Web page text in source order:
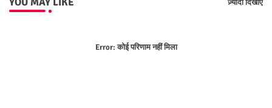
ज़्यादा दिखाएं
Error:कोई परिणाम नहीं मिला